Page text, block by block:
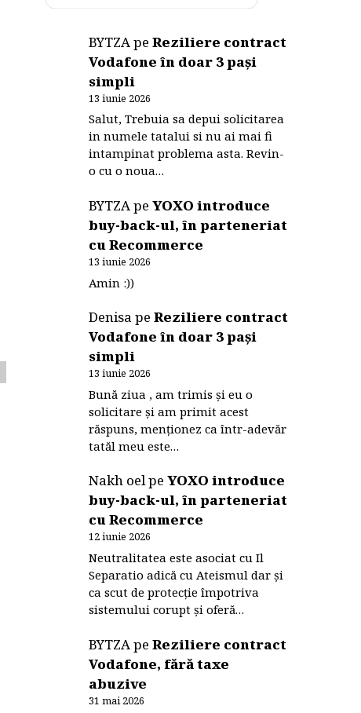
BYTZApeReziliere contract
Vodafone în doar 3 pași
simpli
13 iunie 2026
Salut, Trebuia sa depui solicitarea
in numele tatalui si nu ai mai fi
intampinat problema asta. Revin-
o cu o noua…
BYTZApeYOXO introduce
buy-back-ul, în parteneriat
cu Recommerce
13 iunie 2026
Amin :))
DenisapeReziliere contract
Vodafone în doar 3 pași
simpli
13 iunie 2026
Bună ziua , am trimis și eu o
solicitare și am primit acest
răspuns, menționez ca într-adevăr
tatăl meu este…
Nakh oelpeYOXO introduce
buy-back-ul, în parteneriat
cu Recommerce
12 iunie 2026
Neutralitatea este asociat cu Il
Separatio adică cu Ateismul dar și
ca scut de protecție împotriva
sistemului corupt și oferă…
BYTZApeReziliere contract
Vodafone, fără taxe
abuzive
31 mai 2026